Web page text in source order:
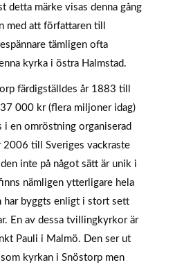
detta märke visas denna gång
med att författaren till
tämligen ofta
kyrka i östra Halmstad.
färdigställdes år 1883 till
000 kr (flera miljoner idag)
i en omröstning organiserad
2006 till Sveriges vackraste
inte på något sätt är unik i
nämligen ytterligare hela
har byggts enligt i stort sett
En av dessa tvillingkyrkor är
Pauli i Malmö. Den ser ut
som kyrkan i Snöstorp men